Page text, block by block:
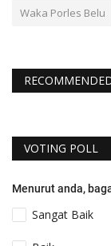
Waka Porles Belu
VOTING POLL
Menurut anda,
Sangat Baik